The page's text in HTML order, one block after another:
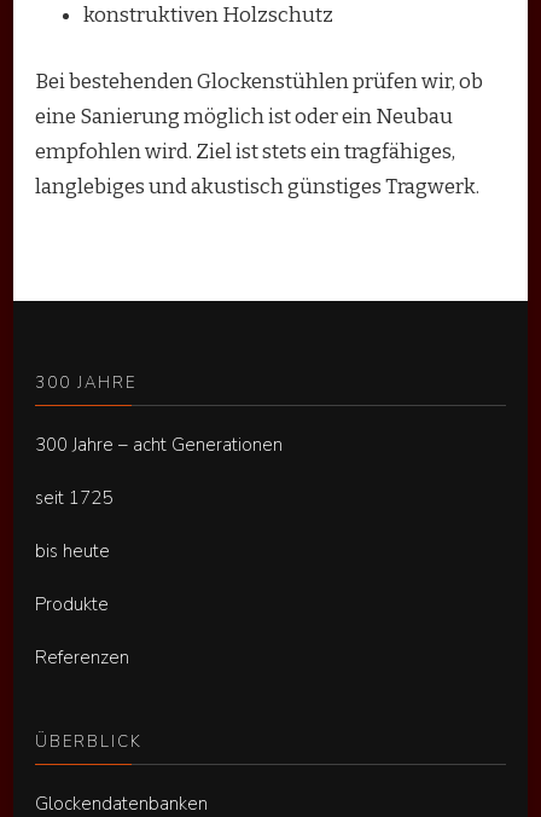
konstruktiven Holzschutz
Bei bestehenden Glockenstühlen prüfen wir, ob
eine Sanierung möglich ist oder ein Neubau
empfohlen wird. Ziel ist stets ein tragfähiges,
langlebiges und akustisch günstiges Tragwerk.
300 JAHRE
300 Jahre – acht Generationen
seit 1725
bis heute
Produkte
Referenzen
ÜBERBLICK
Glockendatenbanken